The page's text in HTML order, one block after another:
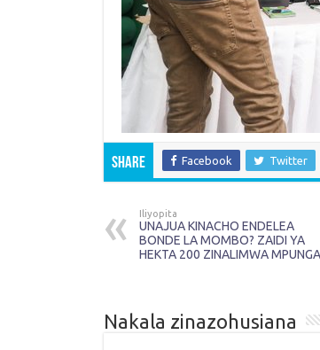
Share Facebook Twitter
Iliyopita
UNAJUA KINACHO ENDELEA
BONDE LA MOMBO? ZAIDI YA
HEKTA 200 ZINALIMWA MPUNGA
Nakala zinazohusiana